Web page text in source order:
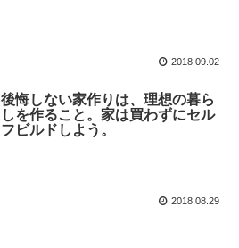
2018.09.02
後悔しない家作りは、理想の暮ら
しを作ること。家は買わずにセル
フビルドしよう。
2018.08.29